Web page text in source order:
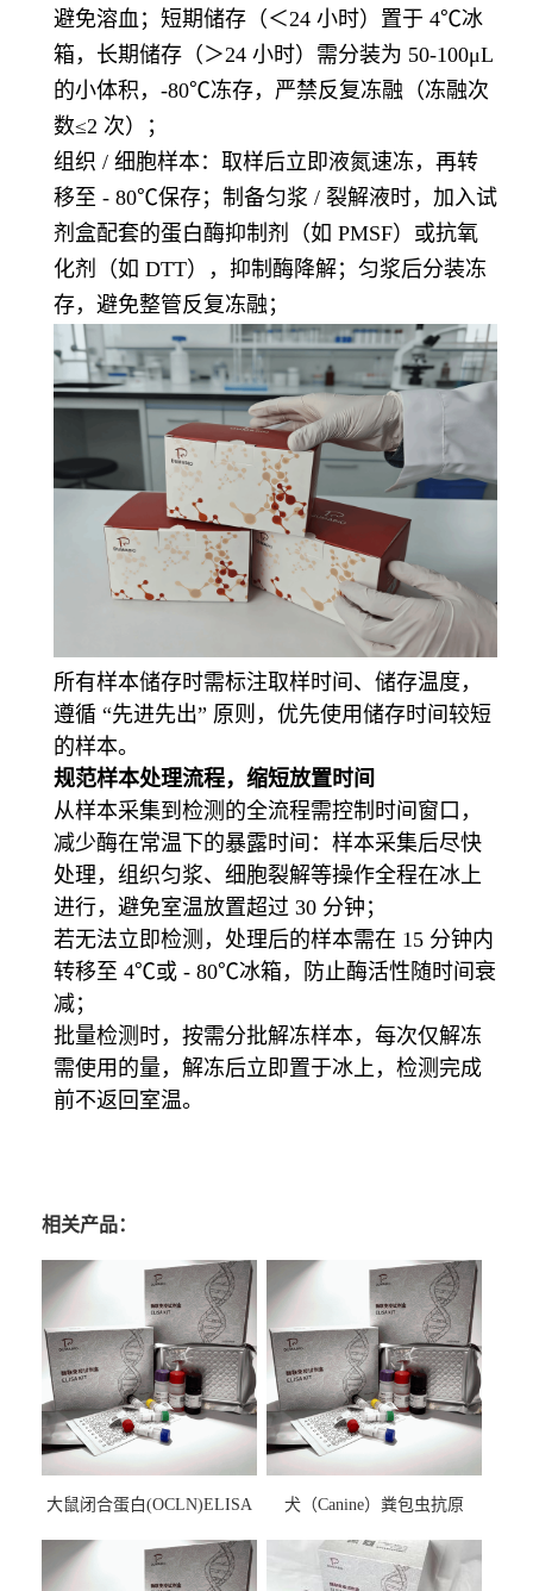
避免溶血；短期储存（＜24 小时）置于 4℃冰
箱，长期储存（＞24 小时）需分装为 50-100μL
的小体积，-80℃冻存，严禁反复冻融（冻融次
数≤2 次）；
组织 / 细胞样本：取样后立即液氮速冻，再转
移至 - 80℃保存；制备匀浆 / 裂解液时，加入试
剂盒配套的蛋白酶抑制剂（如 PMSF）或抗氧
化剂（如 DTT），抑制酶降解；匀浆后分装冻
存，避免整管反复冻融；
所有样本储存时需标注取样时间、储存温度，
遵循 “先进先出” 原则，优先使用储存时间较短
的样本。
规范样本处理流程，缩短放置时间
从样本采集到检测的全流程需控制时间窗口，
减少酶在常温下的暴露时间：样本采集后尽快
处理，组织匀浆、细胞裂解等操作全程在冰上
进行，避免室温放置超过 30 分钟；
若无法立即检测，处理后的样本需在 15 分钟内
转移至 4℃或 - 80℃冰箱，防止酶活性随时间衰
减；
批量检测时，按需分批解冻样本，每次仅解冻
需使用的量，解冻后立即置于冰上，检测完成
前不返回室温。
相关产品：
大鼠闭合蛋白(OCLN)ELISA
犬（Canine）粪包虫抗原